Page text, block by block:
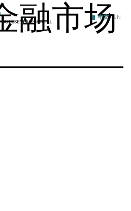
中文 EN
融市场